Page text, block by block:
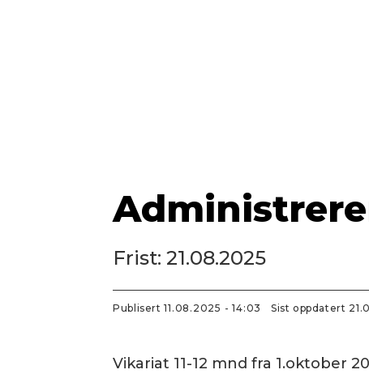
Frist: 21.08.2025
Publisert 11.08.2025 - 14:03 Sist oppdatert
Vikariat 11-12 mnd fra 1.oktober